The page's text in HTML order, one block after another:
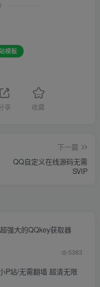
模板
享 收藏
下一篇
QQ自定义在线源码无需
SVIP
强大的QQkey获取器
5383
P站/无需翻墙 超清无限